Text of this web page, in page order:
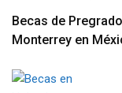
Becas de
Monterrey en